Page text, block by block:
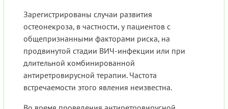
Зарегистрированы случаи развития
остеонекроза, в частности, у пациентов с
общепризнанными факторами риска, на
продвинутой стадии ВИЧ-инфекции или при
длительной комбинированной
антиретровирусной терапии. Частота
встречаемости этого явления неизвестна.